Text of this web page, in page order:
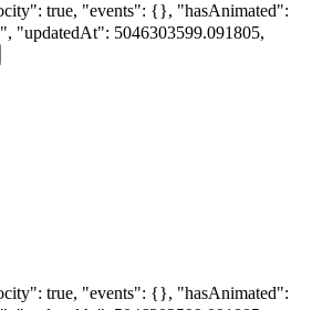
true, "events": {}, "hasAnimated":
"updatedAt": 5046303599.091805,
true, "events": {}, "hasAnimated":